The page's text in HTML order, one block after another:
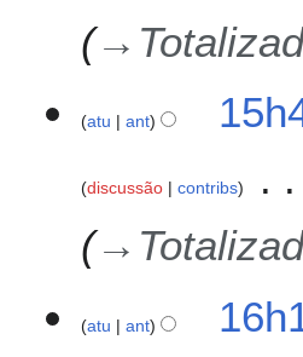
→
atu ant
discussão contribs
→
8
atu ant